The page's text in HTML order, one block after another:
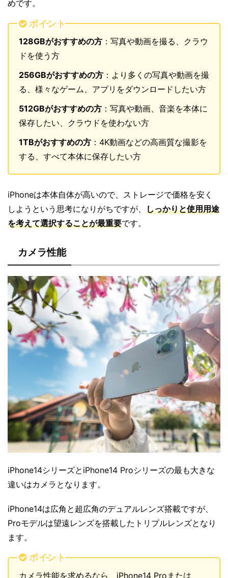
めです。
ポイント
128GBがおすすめの方 ：写真や動画を撮る、クラウ
ドを使う方
256GBがおすすめの方 ：より多くの写真や動画を撮
る、様々なゲーム、アプリをダウンロードしたい方
512GBがおすすめの方 ：写真や動画、音楽を本体に
保存したい、クラウドを使わない方
1TBがおすすめの方 ：4K動画などの高画質な撮影を
する、すべて本体に保存したい方
iPhoneは本体自体が高いので、ストレージで価格を安く
しようという思考になりがちですが、 しっかりと使用用途
を考えて選択することが最重要です。
カメラ性能
iPhone14シリーズとiPhone14 Proシリーズの最も大きな
違いはカメラとなります。
iPhone14は広角と超広角のデュアルレンズ搭載ですが、
Proモデルは望遠レンズを搭載したトリプルレンズとなり
ます。
ポイント
カメラ性能を求めるなら、iPhone14 Proまたは